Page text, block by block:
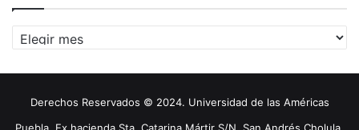
Archivos
Derechos Reservados © 2024. Universidad de las Américas